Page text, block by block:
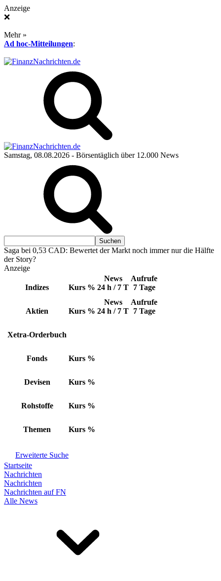
Anzeige
❌
Mehr »
Ad hoc-Mitteilungen:
Samstag, 08.08.2026 - Börsentäglich über 12.000 News
Saga bei 0,53 CAD: Bewertet der Markt noch immer nur die Hälfte
der Story?
Anzeige
Indizes Kurs %
News
24 h / 7 T
Aufrufe
7 Tage
Aktien Kurs %
News
24 h / 7 T
Aufrufe
7 Tage
Xetra-Orderbuch
Fonds Kurs %
Devisen Kurs %
Rohstoffe Kurs %
Themen Kurs %
Erweiterte Suche
Startseite
Nachrichten
Nachrichten
Nachrichten auf FN
Alle News